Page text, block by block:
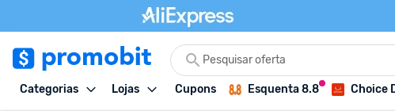
Categorias Lojas Cupons Esquenta 8.8 Choice